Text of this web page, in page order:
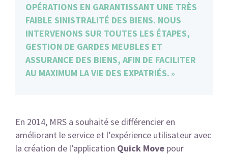
OPÉRATIONS EN GARANTISSANT UNE TRÈS
FAIBLE SINISTRALITÉ DES BIENS. NOUS
INTERVENONS SUR TOUTES LES ÉTAPES,
GESTION DE GARDES MEUBLES ET
ASSURANCE DES BIENS, AFIN DE FACILITER
AU MAXIMUM LA VIE DES EXPATRIÉS.
En 2014, MRS a souhaité se différencier en
améliorant le service et l’expérience utilisateur avec
la création de l’application Quick Move pour